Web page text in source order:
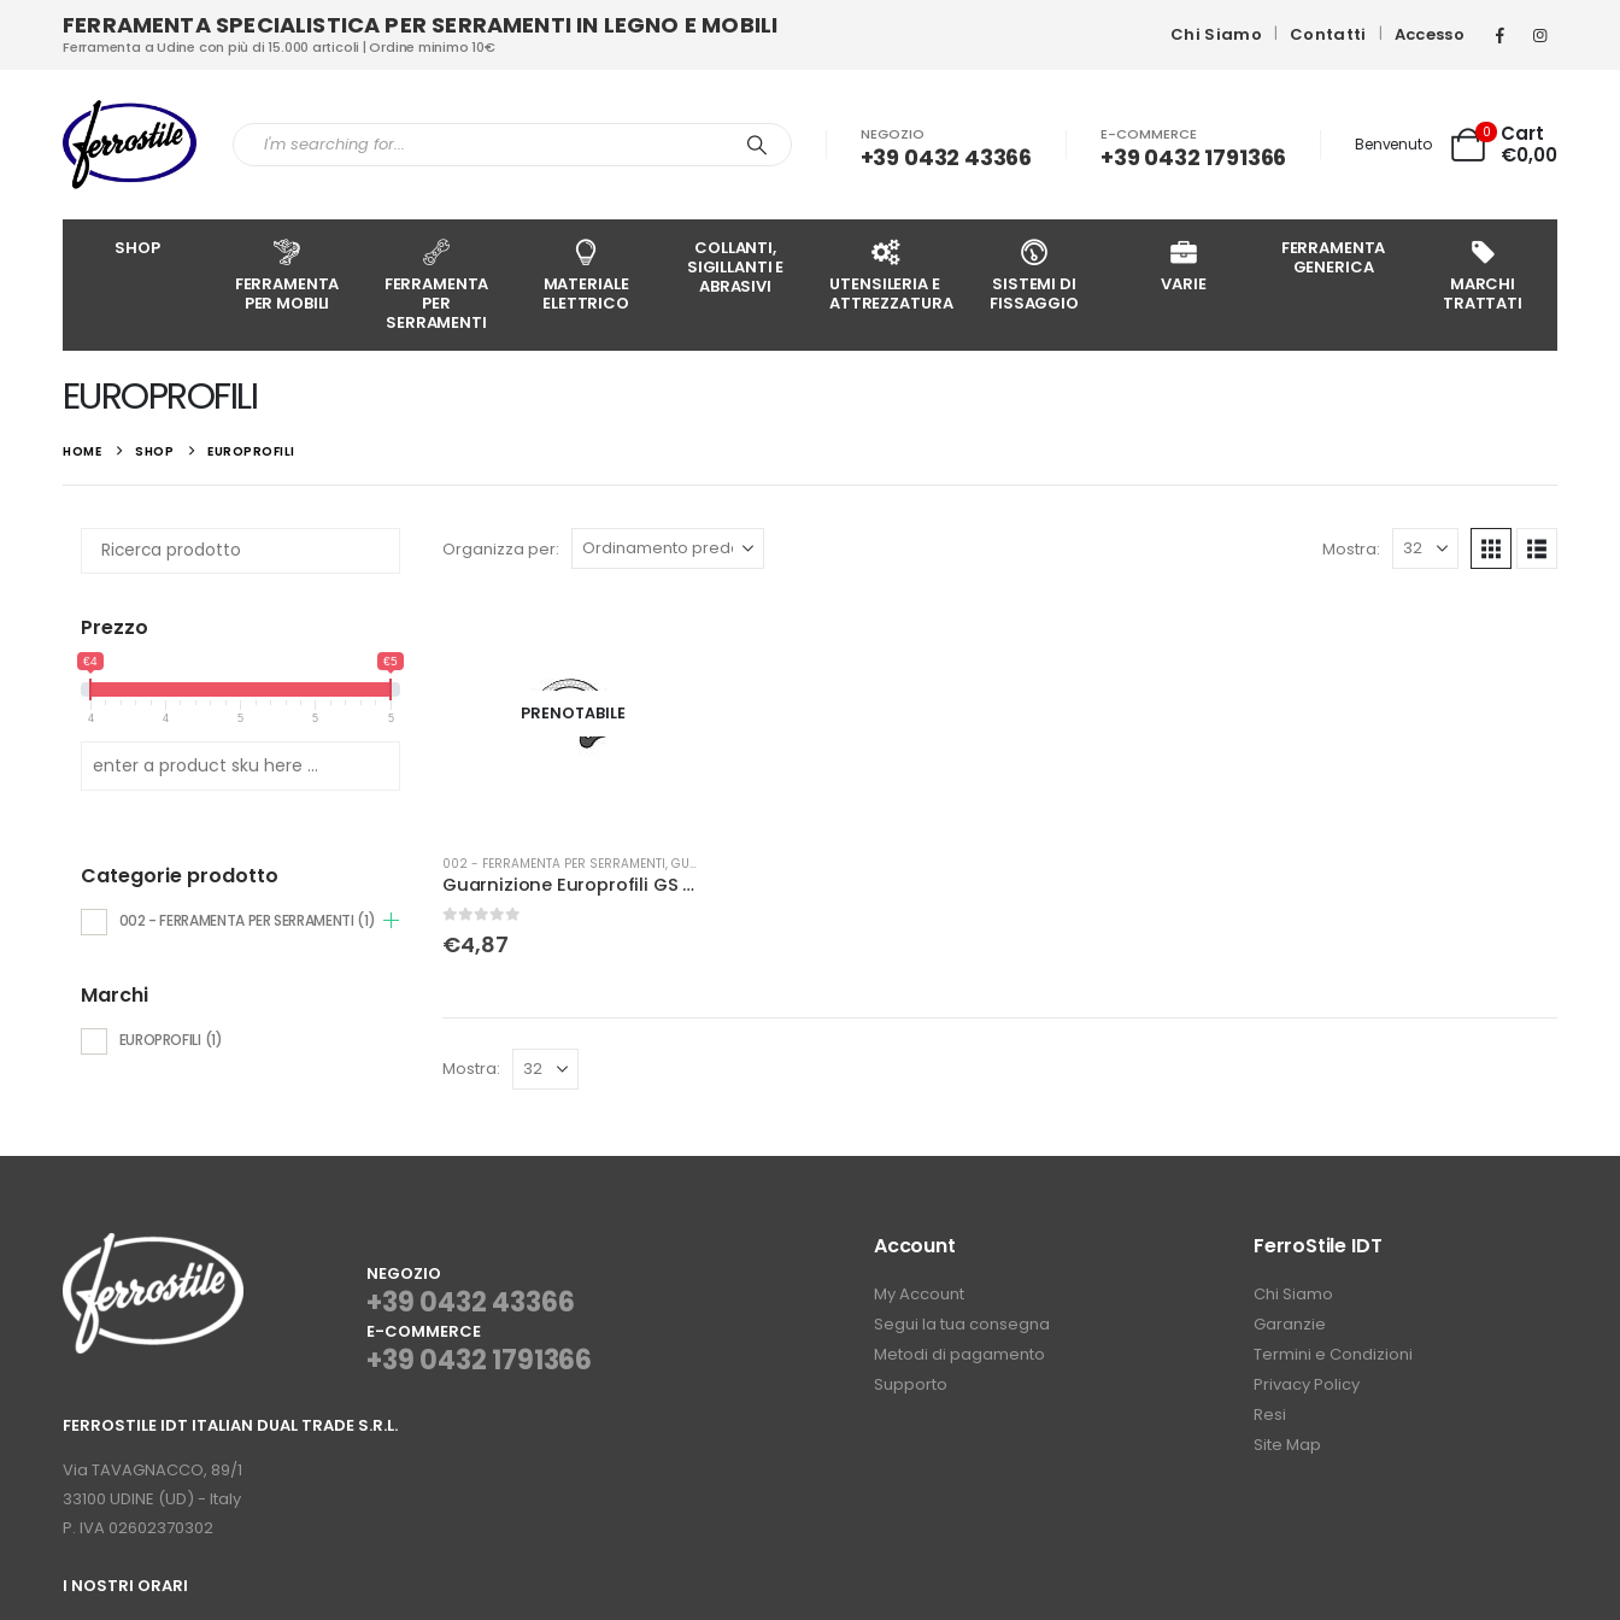
FERRAMENTA SPECIALISTICA PER SERRAMENTI IN LEGNO E MOBILI
Ferramenta a Udine con più di 15.000 articoli | Ordine minimo 10€
Chi Siamo Contatti Accesso
NEGOZIO
+39 0432 43366
E-COMMERCE
+39 0432 1791366 Benvenuto
0
Cart
€0,00
SHOP
FERRAMENTA
PER MOBILI
FERRAMENTA
PER
SERRAMENTI
MATERIALE
ELETTRICO
COLLANTI,
SIGILLANTI E
ABRASIVI
UTENSILERIA E
ATTREZZATURA
SISTEMI DI
FISSAGGIO
VARIE
FERRAMENTA
GENERICA
MARCHI
TRATTATI
EUROPROFILI
HOME SHOP EUROPROFILI
Organizza per: Mostra:
PRENOTABILE
002 - FERRAMENTA PER SERRAMENTI, GUARNIZIONI
Guarnizione Europrofili GS 290 marrone
€4,87
Mostra:
Prezzo
€4 €5
4 4 5 5 5
Categorie prodotto
002 - FERRAMENTA PER SERRAMENTI (1)
Marchi
EUROPROFILI (1)
NEGOZIO
+39 0432 43366
E-COMMERCE
+39 0432 1791366
FERROSTILE IDT ITALIAN DUAL TRADE S.R.L.
Via TAVAGNACCO, 89/1
33100 UDINE (UD) - Italy
P. IVA 02602370302
I NOSTRI ORARI
Account
My Account
Segui la tua consegna
Metodi di pagamento
Supporto
FerroStile IDT
Chi Siamo
Garanzie
Termini e Condizioni
Privacy Policy
Resi
Site Map